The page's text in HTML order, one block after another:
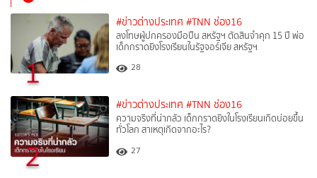
1
#ข่าวต่างประเทศ #TNN ช่อง16
ลงโทษผู้ปกครองมือปืน สหรัฐฯ ตัดสินจำคุก 15 ปี พ่อ
เด็กกราดยิงโรงเรียนในรัฐจอร์เจีย สหรัฐฯ
28
2
#ข่าวต่างประเทศ #TNN ช่อง16
ความจริงที่น่ากลัว เด็กกราดยิงในโรงเรียนเกิดบ่อยขึ้น
ทั่วโลก สาเหตุเกิดจากอะไร?
27